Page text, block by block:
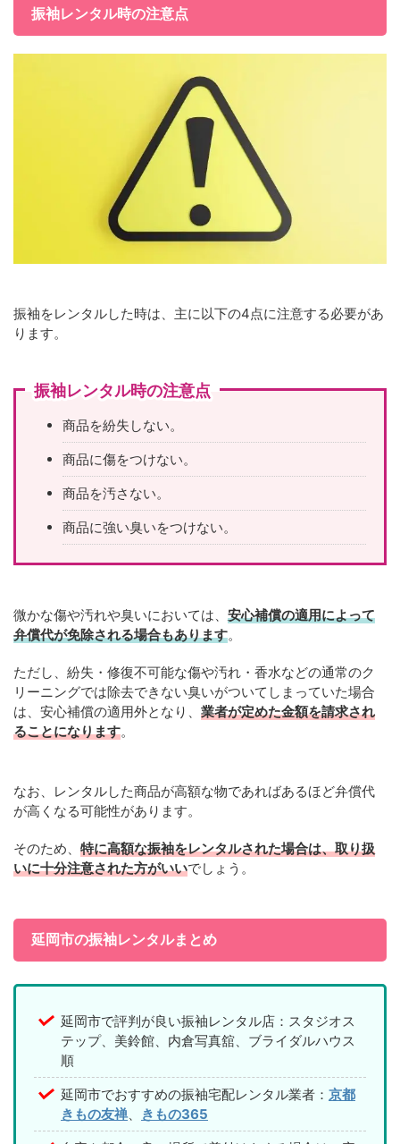
振袖レンタル時の注意点
振袖をレンタルした時は、主に以下の4点に注意する必要があ
ります。
振袖レンタル時の注意点
商品を紛失しない。
商品に傷をつけない。
商品を汚さない。
商品に強い臭いをつけない。
微かな傷や汚れや臭いにおいては、 安心補償の適用によって
弁償代が免除される場合もあります。
ただし、紛失・修復不可能な傷や汚れ・香水などの通常のク
リーニングでは除去できない臭いがついてしまっていた場合
は、安心補償の適用外となり、 業者が定めた金額を請求され
ることになります。
なお、レンタルした商品が高額な物であればあるほど弁償代
が高くなる可能性があります。
そのため、 特に高額な振袖をレンタルされた場合は、取り扱
いに十分注意された方がいいでしょう。
延岡市の振袖レンタルまとめ
延岡市で評判が良い振袖レンタル店：スタジオス
テップ、美鈴館、内倉写真舘、ブライダルハウス
順
延岡市でおすすめの振袖宅配レンタル業者： 京都
きもの友禅
きもの365